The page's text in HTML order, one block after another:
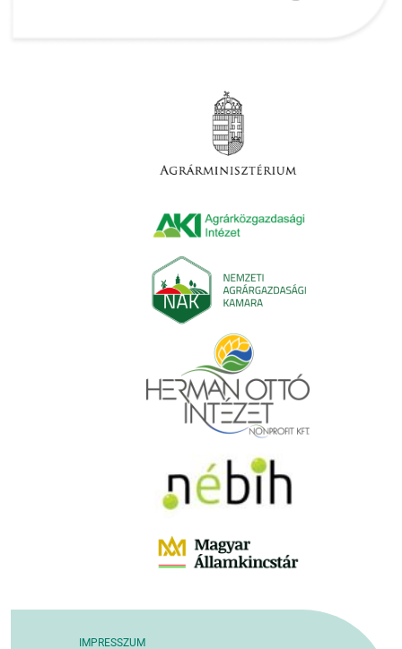
IMPRESSZUM